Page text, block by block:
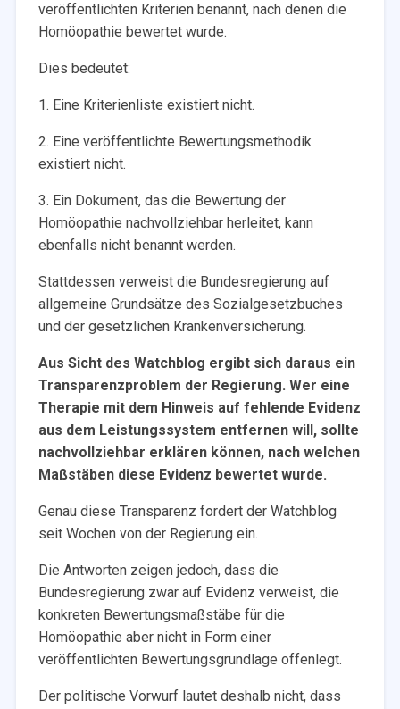
veröffentlichten Kriterien benannt, nach denen die
Homöopathie bewertet wurde.
Dies bedeutet:
1. Eine Kriterienliste existiert nicht.
2. Eine veröffentlichte Bewertungsmethodik
existiert nicht.
3. Ein Dokument, das die Bewertung der
Homöopathie nachvollziehbar herleitet, kann
ebenfalls nicht benannt werden.
Stattdessen verweist die Bundesregierung auf
allgemeine Grundsätze des Sozialgesetzbuches
und der gesetzlichen Krankenversicherung.
Aus Sicht des Watchblog ergibt sich daraus ein
Transparenzproblem der Regierung. Wer eine
Therapie mit dem Hinweis auf fehlende Evidenz
aus dem Leistungssystem entfernen will, sollte
nachvollziehbar erklären können, nach welchen
Maßstäben diese Evidenz bewertet wurde.
Genau diese Transparenz fordert der Watchblog
seit Wochen von der Regierung ein.
Die Antworten zeigen jedoch, dass die
Bundesregierung zwar auf Evidenz verweist, die
konkreten Bewertungsmaßstäbe für die
Homöopathie aber nicht in Form einer
veröffentlichten Bewertungsgrundlage offenlegt.
Der politische Vorwurf lautet deshalb nicht, dass